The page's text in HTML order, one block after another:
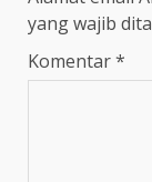
yang wajib
Komentar*